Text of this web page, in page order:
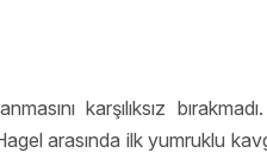
karşılıksız
arasında ilk yumruklu